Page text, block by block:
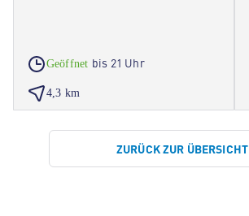
Geöffnet bis 21 Uhr
4,3 km
ZURÜCK ZUR ÜBERSICHT